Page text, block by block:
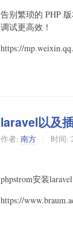
告别繁琐的 PHP
调试更高效！
https://
laravel以及
作者: 南方 时间:
phpstrom安装
https://